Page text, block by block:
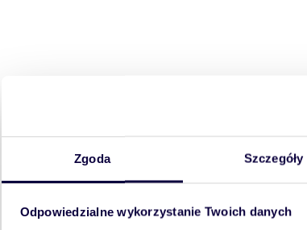
Zgoda Szczegóły
Odpowiedzialne wykorzystanie Twoich danych